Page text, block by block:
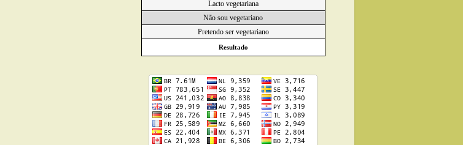
Lacto vegetariana
Não sou vegetariano
Pretendo ser vegetariano
Resultado